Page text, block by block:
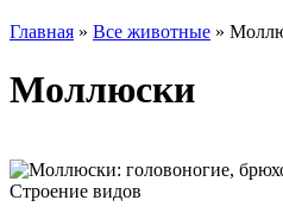
Главная » Все животные »
Моллюски